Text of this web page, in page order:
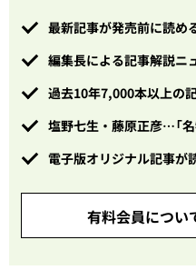
最新記事が発売前に読め
編集長による記事解説ニ
過去10年7,000本以上の
塩野七生・藤原正彦…「
電子版オリジナル記事が
有料会員につい